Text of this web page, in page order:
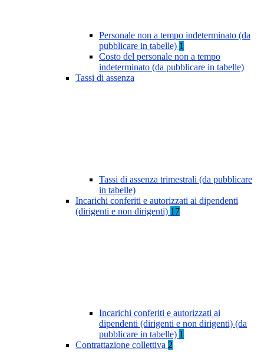
Personale non a tempo indeterminato (da
pubblicare in tabelle) 1
Costo del personale non a tempo
indeterminato (da pubblicare in tabelle)
Tassi di assenza
Tassi di assenza trimestrali (da pubblicare
in tabelle)
Incarichi conferiti e autorizzati ai dipendenti
(dirigenti e non dirigenti) 17
Incarichi conferiti e autorizzati ai
dipendenti (dirigenti e non dirigenti) (da
pubblicare in tabelle) 1
Contrattazione collettiva 2